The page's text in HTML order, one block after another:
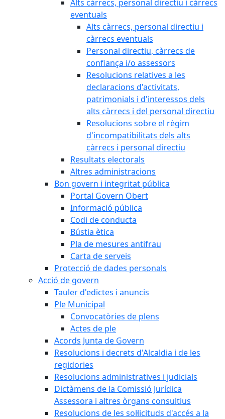
Alts càrrecs, personal directiu i càrrecs
eventuals
Alts càrrecs, personal directiu i
càrrecs eventuals
Personal directiu, càrrecs de
confiança i/o assessors
Resolucions relatives a les
declaracions d'activitats,
patrimonials i d'interessos dels
alts càrrecs i del personal directiu
Resolucions sobre el règim
d'incompatibilitats dels alts
càrrecs i personal directiu
Resultats electorals
Altres administracions
Bon govern i integritat pública
Portal Govern Obert
Informació pública
Codi de conducta
Bústia ètica
Pla de mesures antifrau
Carta de serveis
Protecció de dades personals
Acció de govern
Tauler d'edictes i anuncis
Ple Municipal
Convocatòries de plens
Actes de ple
Acords Junta de Govern
Resolucions i decrets d'Alcaldia i de les
regidories
Resolucions administratives i judicials
Dictàmens de la Comissió Jurídica
Assessora i altres òrgans consultius
Resolucions de les sol·licituds d'accés a la